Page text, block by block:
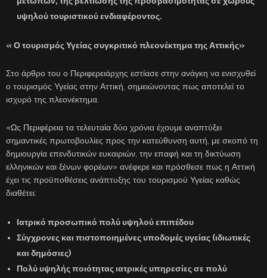
υψηλού τουριστικού ενδιαφέροντος.
« Ο τουρισμός Υγείας συγκριτικό πλεονέκτημα της Αττικής»
Στο άρθρο του ο Περιφερειάρχης εστίασε στην ανάγκη να ενισχυθεί
ο τουρισμός Υγείας στην Αττική, σημειώνοντας πως αποτελεί το
ισχυρό της πλεονέκτημα.
«Ως Περιφέρεια τα τελευταία δύο χρόνια έχουμε αναπτύξει
σημαντικές πρωτοβουλίες προς την κατεύθυνση αυτή, με σκοπό τη
δημιουργία επενδυτικών ευκαιριών, την επαφή και τη δικτύωση
ελληνικών και ξένων φορέων» ανέφερε και πρόσθεσε πως η Αττική
έχει τις προϋποθέσεις ανάπτυξης του τουρισμού Υγείας καθώς
διαθέτει:
Ιατρικό προσωπικό πολύ υψηλού επιπέδου
Σύγχρονες και πιστοποιημένες υποδομές υγείας (ιδιωτικές
και δημόσιες)
Πολύ υψηλής ποιότητας ιατρικές υπηρεσίες σε πολύ